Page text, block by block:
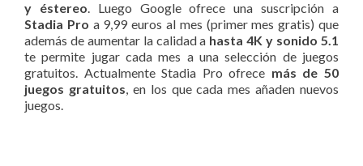
y éstereo. Luego Google ofrece una suscripción a
Stadia Pro a 9,99 euros al mes (primer mes gratis) que
además de aumentar la calidad a hasta 4K y sonido 5.1
te permite jugar cada mes a una selección de juegos
gratuitos. Actualmente Stadia Pro ofrece más de 50
juegos gratuitos, en los que cada mes añaden nuevos
juegos.